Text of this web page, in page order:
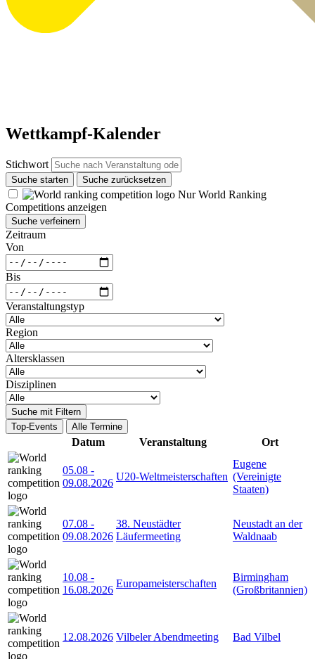
Wettkampf-Kalender
Stichwort
Suche starten Suche zurücksetzen
Nur World Ranking
Competitions anzeigen
Suche verfeinern
Zeitraum
Von
Bis
Veranstaltungstyp
Region
Altersklassen
Disziplinen
Suche mit Filtern
Top-Events
Alle Termine
Datum Veranstaltung Ort
05.08 -
09.08.2026
U20-Weltmeisterschaften
Eugene
(Vereinigte
Staaten)
07.08 -
09.08.2026
38. Neustädter
Läufermeeting
Neustadt an der
Waldnaab
10.08 -
16.08.2026
Europameisterschaften
Birmingham
(Großbritannien)
12.08.2026 Vilbeler Abendmeeting Bad Vilbel